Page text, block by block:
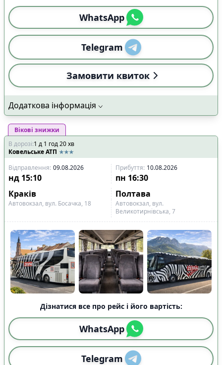
WhatsApp
Telegram
Замовити квиток
Додаткова інформація
Вікові знижки
В дорозі:1 д 1 год20хв
Ковельське АТП
Відправлення: 09.08.2026 Прибуття: 10.08.2026
нд 15:10 пн 16:30
Краків
Полтава
Автовокзал, вул. Босачка, 18
Автовокзал, вул.
Великотирнівська, 7
Дізнатися все про рейс і його вартість:
WhatsApp
Telegram